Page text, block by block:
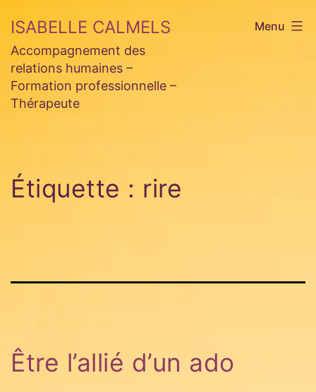
au
contenu
ISABELLE CALMELS
Accompagnement des
relations humaines –
Formation professionnelle –
Thérapeute
Menu
Étiquette : rire
Être l’allié d’un ado